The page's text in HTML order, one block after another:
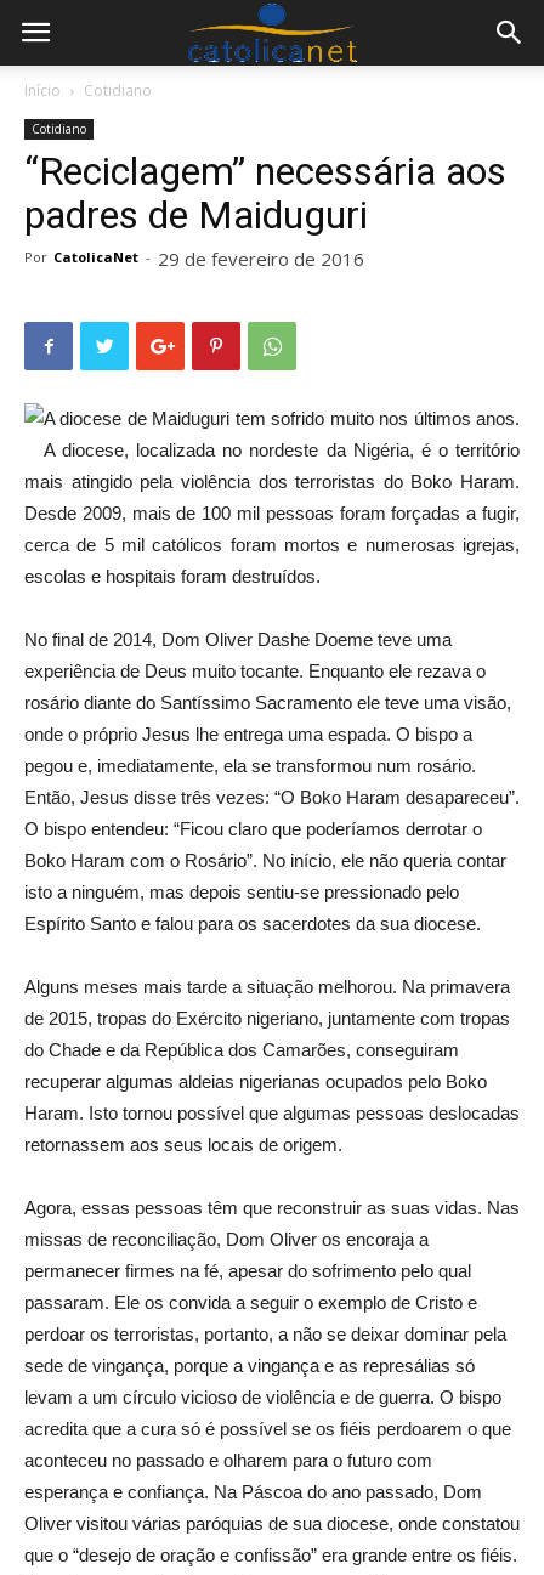
Início Cotidiano
Cotidiano
“Reciclagem” necessária aos
padres de Maiduguri
Por CatolicaNet - 29 de fevereiro de 2016
A diocese de Maiduguri tem sofrido muito nos últimos anos.
A diocese, localizada no nordeste da Nigéria, é o território
mais atingido pela violência dos terroristas do Boko Haram.
Desde 2009, mais de 100 mil pessoas foram forçadas a fugir,
cerca de 5 mil católicos foram mortos e numerosas igrejas,
escolas e hospitais foram destruídos.
No final de 2014, Dom Oliver Dashe Doeme teve uma
experiência de Deus muito tocante. Enquanto ele rezava o
rosário diante do Santíssimo Sacramento ele teve uma visão,
onde o próprio Jesus lhe entrega uma espada. O bispo a
pegou e, imediatamente, ela se transformou num rosário.
Então, Jesus disse três vezes: “O Boko Haram desapareceu”.
O bispo entendeu: “Ficou claro que poderíamos derrotar o
Boko Haram com o Rosário”. No início, ele não queria contar
isto a ninguém, mas depois sentiu-se pressionado pelo
Espírito Santo e falou para os sacerdotes da sua diocese.
Alguns meses mais tarde a situação melhorou. Na primavera
de 2015, tropas do Exército nigeriano, juntamente com tropas
do Chade e da República dos Camarões, conseguiram
recuperar algumas aldeias nigerianas ocupados pelo Boko
Haram. Isto tornou possível que algumas pessoas deslocadas
retornassem aos seus locais de origem.
Agora, essas pessoas têm que reconstruir as suas vidas. Nas
missas de reconciliação, Dom Oliver os encoraja a
permanecer firmes na fé, apesar do sofrimento pelo qual
passaram. Ele os convida a seguir o exemplo de Cristo e
perdoar os terroristas, portanto, a não se deixar dominar pela
sede de vingança, porque a vingança e as represálias só
levam a um círculo vicioso de violência e de guerra. O bispo
acredita que a cura só é possível se os fiéis perdoarem o que
aconteceu no passado e olharem para o futuro com
esperança e confiança. Na Páscoa do ano passado, Dom
Oliver visitou várias paróquias de sua diocese, onde constatou
que o “desejo de oração e confissão” era grande entre os fiéis.